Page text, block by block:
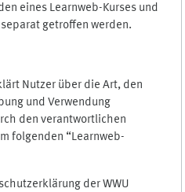
eines Learnweb-Kurses und
getroffen werden.
Nutzer über die Art, den
und Verwendung
den verantwortlichen
folgenden “Learnweb-
der WWU